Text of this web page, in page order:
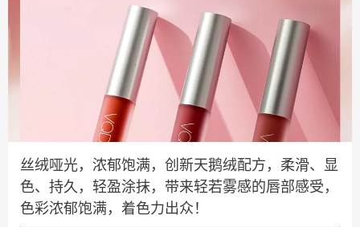
丝绒哑光，浓郁饱满，创新天鹅绒配方，柔滑、显
色、持久，轻盈涂抹，带来轻若雾感的唇部感受，
色彩浓郁饱满，着色力出众！